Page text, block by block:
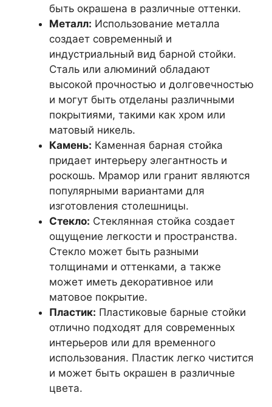
быть окрашена в различные оттенки.
Металл: Использование металла
создает современный и
индустриальный вид барной стойки.
Сталь или алюминий обладают
высокой прочностью и долговечностью
и могут быть отделаны различными
покрытиями, такими как хром или
матовый никель.
Камень: Каменная барная стойка
придает интерьеру элегантность и
роскошь. Мрамор или гранит являются
популярными вариантами для
изготовления столешницы.
Стекло: Стеклянная стойка создает
ощущение легкости и пространства.
Стекло может быть разными
толщинами и оттенками, а также
может иметь декоративное или
матовое покрытие.
Пластик: Пластиковые барные стойки
отлично подходят для современных
интерьеров или для временного
использования. Пластик легко чистится
и может быть окрашен в различные
цвета.